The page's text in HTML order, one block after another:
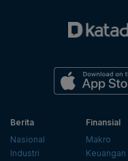
Berita
Nasional
Industri
Finansial
Makro
Keuangan